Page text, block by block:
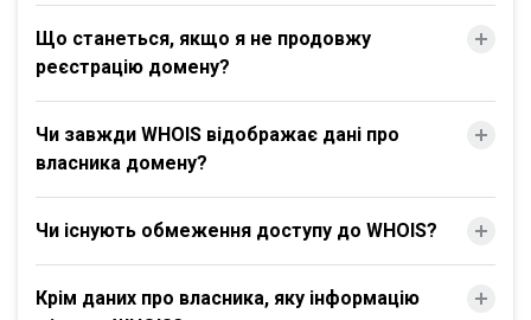
Що станеться, якщо я не продовжу
реєстрацію домену?
Чи завжди WHOIS відображає дані про
власника домену?
Чи існують обмеження доступу до WHOIS?
Крім даних про власника, яку інформацію